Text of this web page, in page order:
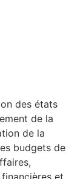
des états
de la
de la
budgets de
financières et